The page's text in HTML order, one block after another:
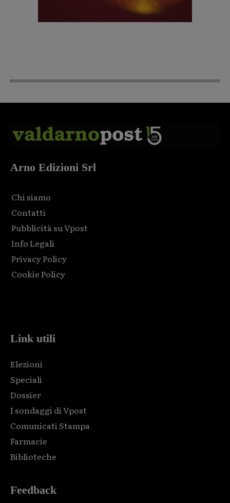
Arno Edizioni Srl
Chi siamo
Contatti
Pubblicità su Vpost
Info Legali
Privacy Policy
Cookie Policy
Link utili
Elezioni
Speciali
Dossier
I sondaggi di Vpost
Comunicati Stampa
Farmacie
Biblioteche
Feedback